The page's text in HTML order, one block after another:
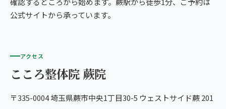
公式サイトから承っています。
アクセス
こころ整体院 蕨院
〒335-0004 埼玉県蕨市中央1丁目30-5 ウェストサイド蕨 201